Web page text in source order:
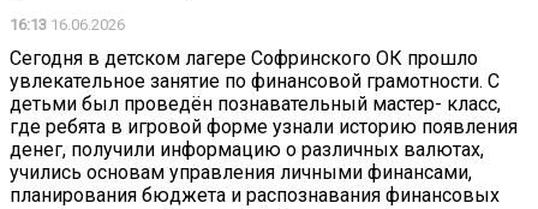
16:13 16.06.2026
Сегодня в детском лагере Софринского ОК прошло
увлекательное занятие по финансовой грамотности. С
детьми был проведён познавательный мастер- класс,
где ребята в игровой форме узнали историю появления
денег, получили информацию о различных валютах,
учились основам управления личными финансами,
планирования бюджета и распознавания финансовых